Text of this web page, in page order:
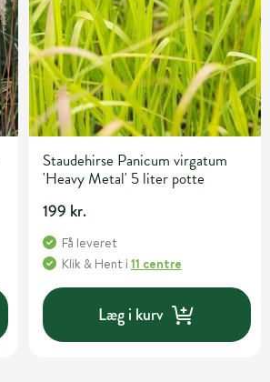
Staudehirse Panicum virgatum
'Heavy Metal' 5 liter potte
199 kr.
Få leveret
Klik & Hent i 11 centre
Læg i kurv